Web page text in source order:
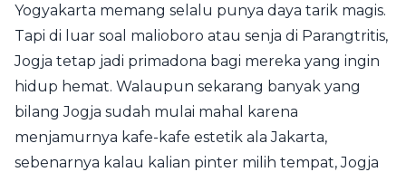
Yogyakarta memang selalu punya daya tarik magis.
Tapi di luar soal malioboro atau senja di Parangtritis,
Jogja tetap jadi primadona bagi mereka yang ingin
hidup hemat. Walaupun sekarang banyak yang
bilang Jogja sudah mulai mahal karena
menjamurnya kafe-kafe estetik ala Jakarta,
sebenarnya kalau kalian pinter milih tempat, Jogja